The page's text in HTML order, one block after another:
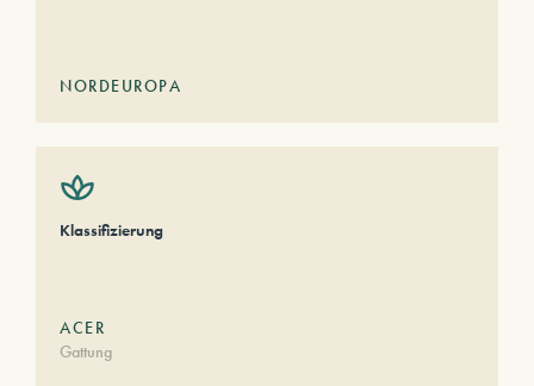
NORDEUROPA
Klassifizierung
ACER
Gattung